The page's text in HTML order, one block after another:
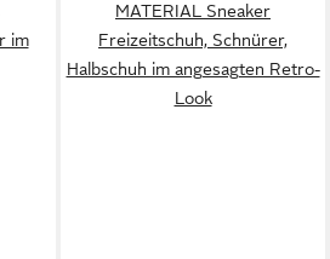
im
MATERIAL Sneaker
Freizeitschuh, Schnürer,
Halbschuh im angesagten Retro-
Look